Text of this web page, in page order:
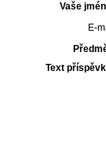
Vaše
E-
Text